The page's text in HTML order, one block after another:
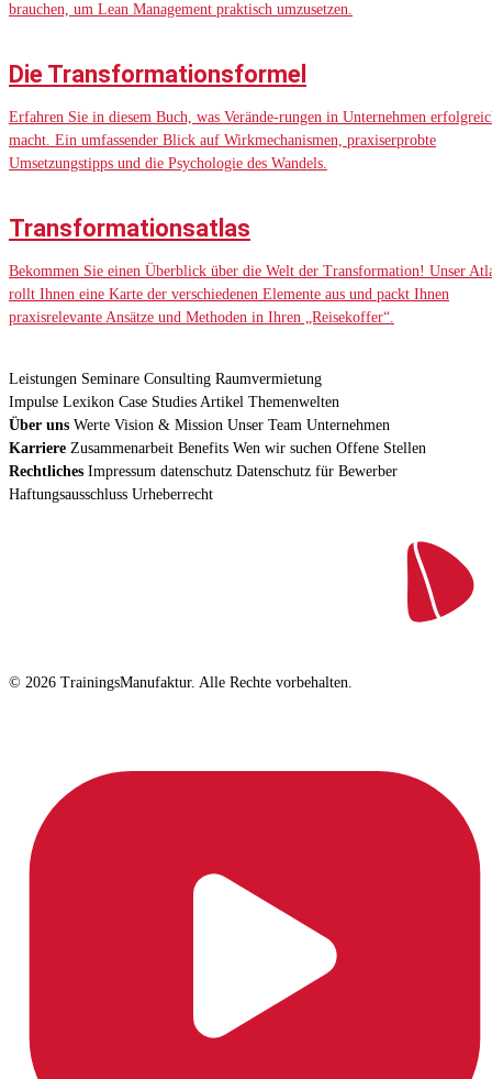
brauchen, um Lean Management praktisch umzusetzen.
Die Transformationsformel
Erfahren Sie in diesem Buch, was Verände-rungen in Unternehmen
macht. Ein umfassender Blick auf Wirkmechanismen, praxiserprobte
Umsetzungstipps und die Psychologie des Wandels.
Transformationsatlas
Bekommen Sie einen Überblick über die Welt der Transformation! Unser
rollt Ihnen eine Karte der verschiedenen Elemente aus und packt Ihnen
praxisrelevante Ansätze und Methoden in Ihren „Reisekoffer“.
Leistungen Seminare Consulting Raumvermietung
Impulse Lexikon Case Studies Artikel Themenwelten
Über uns Werte Vision & Mission Unser Team Unternehmen
Karriere Zusammenarbeit Benefits Wen wir suchen Offene Stellen
Rechtliches Impressum datenschutz Datenschutz für Bewerber
Haftungsausschluss Urheberrecht
© 2026 TrainingsManufaktur. Alle Rechte vorbehalten.